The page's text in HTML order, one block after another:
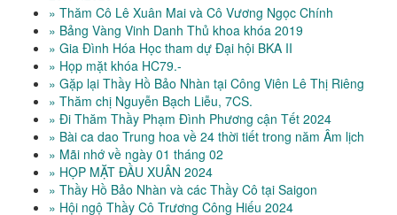
» Thăm Cô Lê Xuân Mai và Cô Vương Ngọc Chính
» Bảng Vàng Vinh Danh Thủ khoa khóa 2019
» Gia Đình Hóa Học tham dự Đại hội BKA II
» Họp mặt khóa HC79.-
» Gặp lại Thầy Hồ Bảo Nhàn tại Công Viên Lê Thị Riêng
» Thăm chị Nguyễn Bạch Liễu, 7CS.
» Đi Thăm Thầy Phạm Đình Phương cận Tết 2024
» Bài ca dao Trung hoa về 24 thời tiết trong năm Âm lịch
» Mãi nhớ về ngày 01 tháng 02
» HỌP MẶT ĐẦU XUÂN 2024
» Thầy Hồ Bảo Nhàn và các Thầy Cô tại Saigon
» Hội ngộ Thầy Cô Trương Công Hiếu 2024